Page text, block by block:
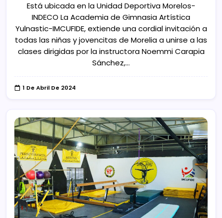
Está ubicada en la Unidad Deportiva Morelos-
INDECO La Academia de Gimnasia Artística
Yulnastic-IMCUFIDE, extiende una cordial invitación a
todas las niñas y jovencitas de Morelia a unirse a las
clases dirigidas por la instructora Noemmi Carapia
Sánchez,…
1 De Abril De 2024